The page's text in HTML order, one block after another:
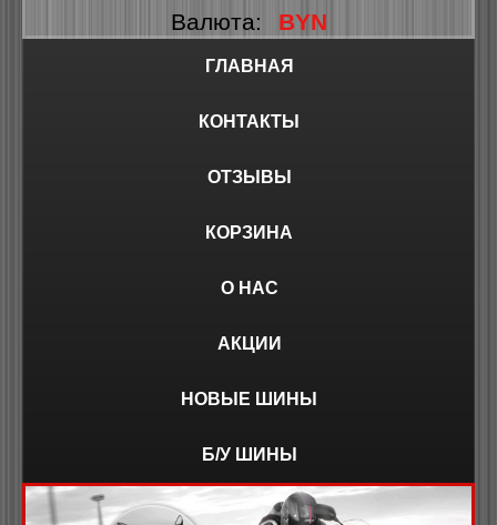
Валюта: BYN
ГЛАВНАЯ
КОНТАКТЫ
ОТЗЫВЫ
КОРЗИНА
О НАС
АКЦИИ
НОВЫЕ ШИНЫ
Б/У ШИНЫ